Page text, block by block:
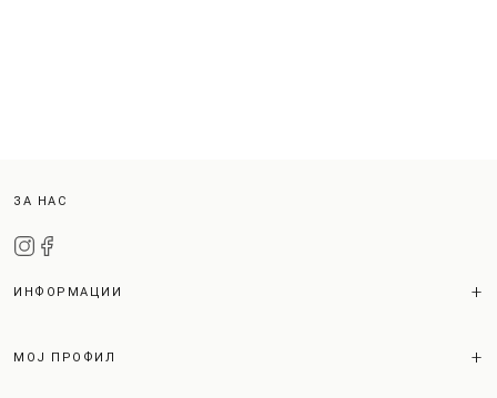
ЗА НАС
ИНФОРМАЦИИ
МОЈ ПРОФИЛ